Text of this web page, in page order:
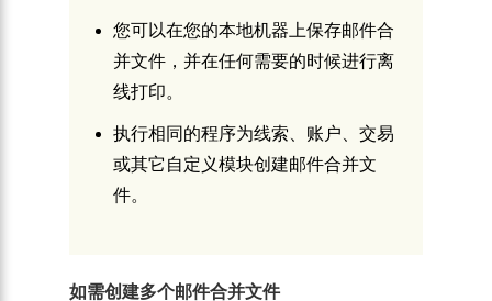
您可以在您的本地机器上保存邮件合
并文件，并在任何需要的时候进行离
线打印。
执行相同的程序为线索、账户、交易
或其它自定义模块创建邮件合并文
件。
如需创建多个邮件合并文件